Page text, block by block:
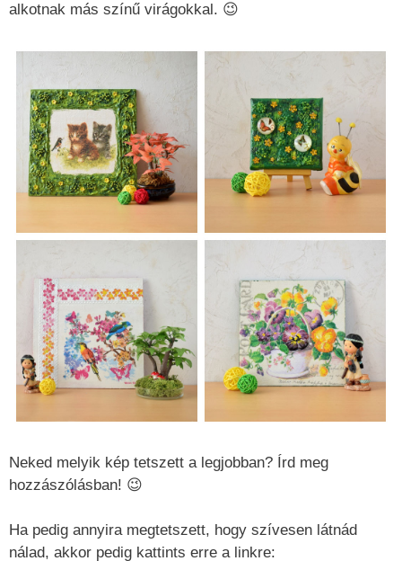
alkotnak más színű virágokkal. 😉
Neked melyik kép tetszett a legjobban? Írd meg
hozzászólásban! 😉
Ha pedig annyira megtetszett, hogy szívesen látnád
nálad, akkor pedig kattints erre a linkre: